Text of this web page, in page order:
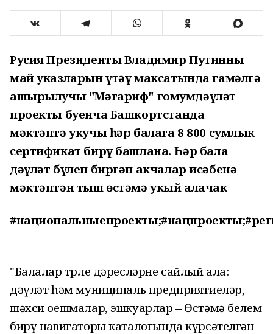
Русия Президенты Владимир Путинның
май указларын үтәү максатында гамәлгә
ашырылучы "Мәгариф" гомумдәүләт
проекты буенча Башкортстанда
мәктәптә укучы һәр балага 8 800 сумлык
сертификат бирү башлана. Һәр бала
дәүләт бүлеп биргән акчалар исәбенә
мәктәптән тыш өстәмә укый алачак
"Балалар төрле дәресләрне сайлый ала:
дәүләт һәм муниципаль предприятиеләр,
шәхси оешмалар, эшкуарлар – Өстәмә белем
бирү навигаторы каталогында күрсәтелгән